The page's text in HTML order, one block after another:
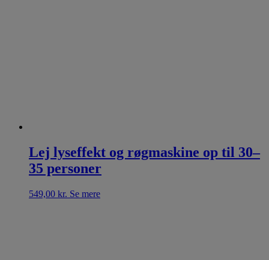
Lej lyseffekt og røgmaskine op til 30–
35 personer
549,00 kr. Se mere